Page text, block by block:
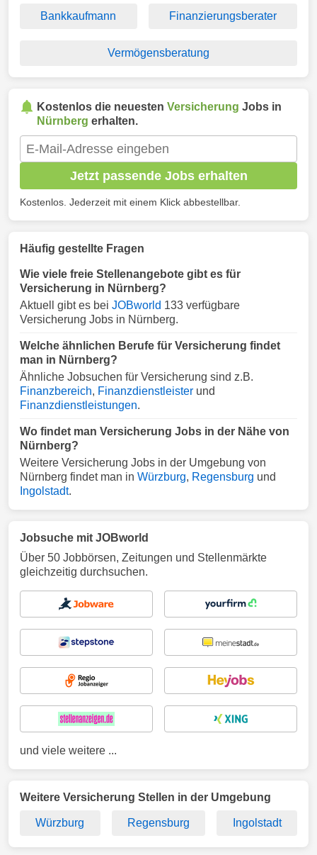
Bankkaufmann Finanzierungsberater
Vermögensberatung
Kostenlos die neuesten Versicherung Jobs in
Nürnberg erhalten.
Jetzt passende Jobs erhalten
Kostenlos. Jederzeit mit einem Klick abbestellbar.
Häufig gestellte Fragen
Wie viele freie Stellenangebote gibt es für
Versicherung in Nürnberg?
Aktuell gibt es bei JOBworld 133 verfügbare
Versicherung Jobs in Nürnberg.
Welche ähnlichen Berufe für Versicherung findet
man in Nürnberg?
Ähnliche Jobsuchen für Versicherung sind z.B.
Finanzbereich, Finanzdienstleister und
Finanzdienstleistungen.
Wo findet man Versicherung Jobs in der Nähe von
Nürnberg?
Weitere Versicherung Jobs in der Umgebung von
Nürnberg findet man in Würzburg, Regensburg und
Ingolstadt.
Jobsuche mit JOBworld
Über 50 Jobbörsen, Zeitungen und Stellenmärkte
gleichzeitig durchsuchen.
und viele weitere ...
Weitere Versicherung Stellen in der Umgebung
Würzburg Regensburg Ingolstadt